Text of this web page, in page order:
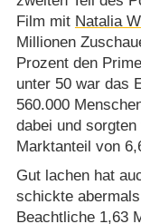
Film mit Natalia
Millionen
Prozent den
unter 50 war das
560.000
dabei und
Marktanteil von
Gut lachen hat
schickte
Beachtliche 1,63